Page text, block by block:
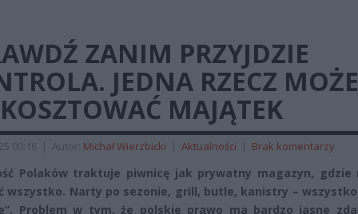
ZANIM PRZYJDZIE
JEDNA RZECZ MOŻE
MAJĄTEK
00:16 | Autor: Michał Wierzbicki | Aktualności | Brak komentarzy
Polaków traktuje piwnicę jak prywatny magazyn, gdzie
wszystko. Narty po sezonie, grill, butle, kanistry –
Problem w tym, że polskie prawo ma bardzo jasne